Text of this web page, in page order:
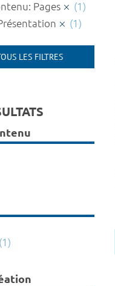
Pages
(1)
(1)
LES FILTRES
(1)